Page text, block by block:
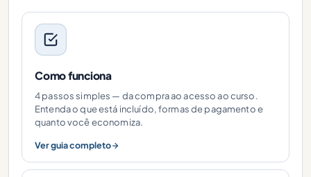
Como funciona
4 passos simples — da compra ao acesso ao curso.
Entenda o que está incluído, formas de pagamento e
quanto você economiza.
Ver guia completo